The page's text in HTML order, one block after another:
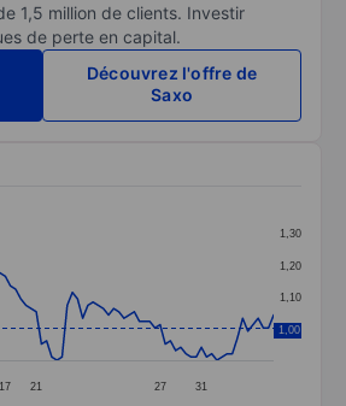
1,5 million de clients. Investir
de perte en capital.
Découvrez l'offre de
Saxo
data points.
axis displaying categories.
axis displaying values. Data
17 21 27 31
1,00
1,10
1,20
1,30
1,00